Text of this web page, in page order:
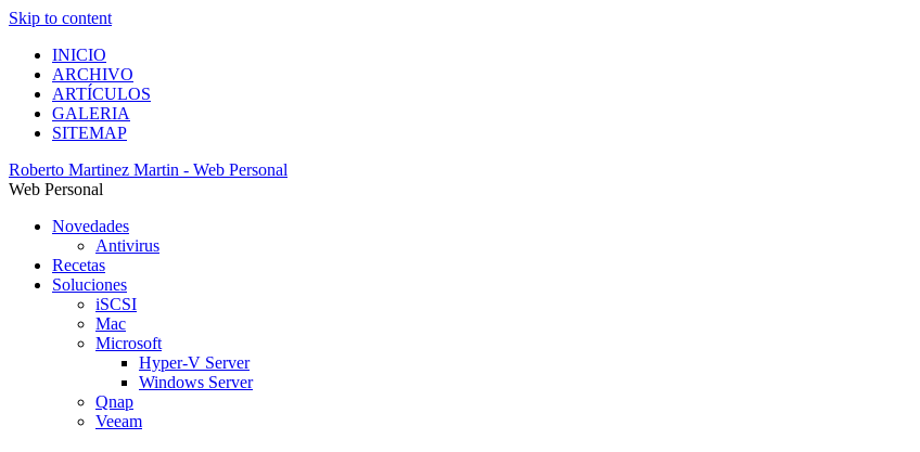
Skip to content
INICIO
ARCHIVO
ARTÍCULOS
GALERIA
SITEMAP
Roberto Martinez Martin - Web Personal
Web Personal
Novedades
Antivirus
Recetas
Soluciones
iSCSI
Mac
Microsoft
Hyper-V Server
Windows Server
Qnap
Veeam